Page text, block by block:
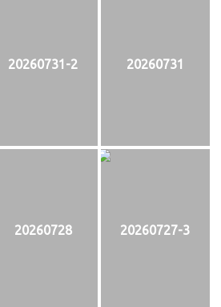
20260731-2 20260731
20260728 20260727-3